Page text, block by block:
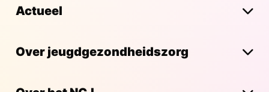
Actueel
Over jeugdgezondheidszorg